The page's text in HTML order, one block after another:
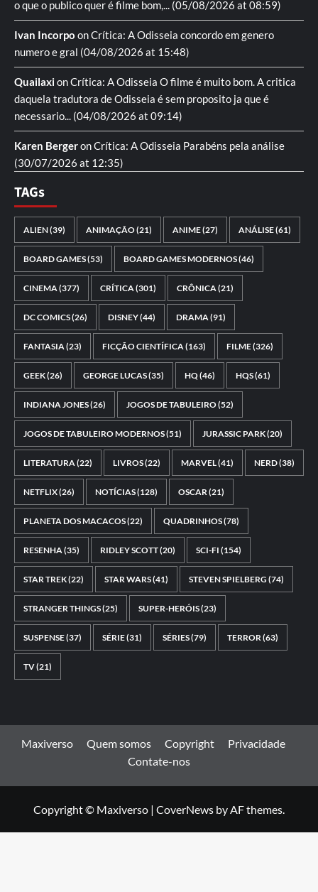
o que o publico quer é filme bom,... (05/08/2026 at 08:59)
Ivan Incorpo onCrítica: A Odisseia concordo em genero
numero e gral (04/08/2026 at 15:48)
QuailaxionCrítica: A Odisseia O filme é muito bom. A critica
daquela tradutora de Odisseia é sem proposito ja que é
necessario... (04/08/2026 at 09:14)
Karen BergeronCrítica: A Odisseia Parabéns pela análise
(30/07/2026 at 12:35)
TAGs
ALIEN(39) ANIMAÇÃO(21) ANIME(27) ANÁLISE(61)
BOARD GAMES(53) BOARD GAMES MODERNOS(46)
CINEMA(377) CRÍTICA(301) CRÔNICA(21)
DC COMICS(26) DISNEY(44) DRAMA(91)
FANTASIA(23) FICÇÃO CIENTÍFICA(163) FILME(326)
GEEK(26) GEORGE LUCAS(35) HQ(46) HQS(61)
INDIANA JONES(26) JOGOS DE TABULEIRO(52)
JOGOS DE TABULEIRO MODERNOS(51) JURASSIC PARK(20)
LITERATURA(22) LIVROS(22) MARVEL(41) NERD(38)
NETFLIX(26) NOTÍCIAS(128) OSCAR(21)
PLANETA DOS MACACOS(22) QUADRINHOS(78)
RESENHA(35) RIDLEY SCOTT(20) SCI-FI (154)
STAR TREK(22) STAR WARS(41) STEVEN SPIELBERG (74)
STRANGER THINGS(25) SUPER-HERÓIS(23)
SUSPENSE(37) SÉRIE(31) SÉRIES(79) TERROR(63)
TV(21)
Maxiverso Quem somos Copyright
Privacidade
Contate-nos
Copyright © Maxiverso | CoverNews by AF themes.